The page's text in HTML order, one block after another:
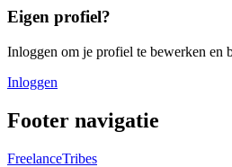
Eigen profiel?
Inloggen om je profiel te bewerken en
Inloggen
Footer navigatie
FreelanceTribes